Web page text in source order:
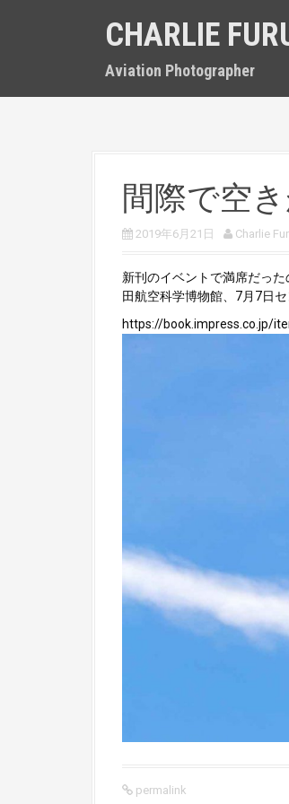
CHARLIE
Aviation Photographer
間際で空
2019年6月21日 Charlie
新刊のイベントで満席だっ
田航空科学博物館、7月7日
https://book.impress.co.jp/
permalink